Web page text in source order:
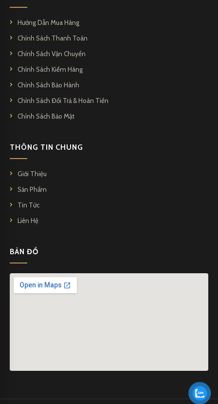
Hướng Dẫn Mua Hàng
Chính Sách Thanh Toán
Chính Sách Vận Chuyển
Chính Sách Kiểm Hàng
Chính Sách Bảo Hành
Chính Sách Đổi Trả & Hoàn Tiền
Chính Sách Bảo Mật
THÔNG TIN CHUNG
Giới Thiệu
Sản Phẩm
Tin Tức
Liên Hệ
BẢN ĐỒ